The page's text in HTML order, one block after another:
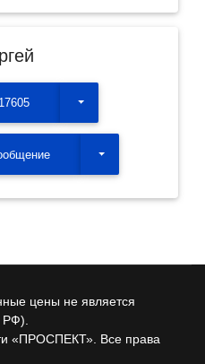
Toggle Dropdown
Toggle Dropdown
цены не является
РФ).
«ПРОСПЕКТ». Все права